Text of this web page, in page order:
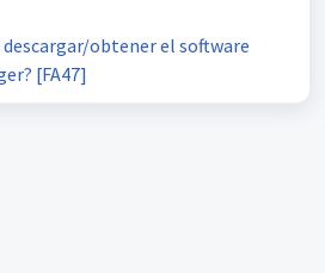
descargar/obtener el software
[FA47]